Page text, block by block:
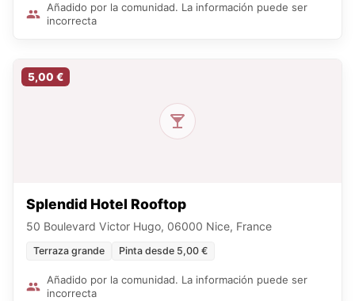
Añadido por la comunidad. La información puede ser
incorrecta
5,00 €
Splendid Hotel Rooftop
50 Boulevard Victor Hugo, 06000 Nice, France
Terraza grande Pinta desde 5,00 €
Añadido por la comunidad. La información puede ser
incorrecta